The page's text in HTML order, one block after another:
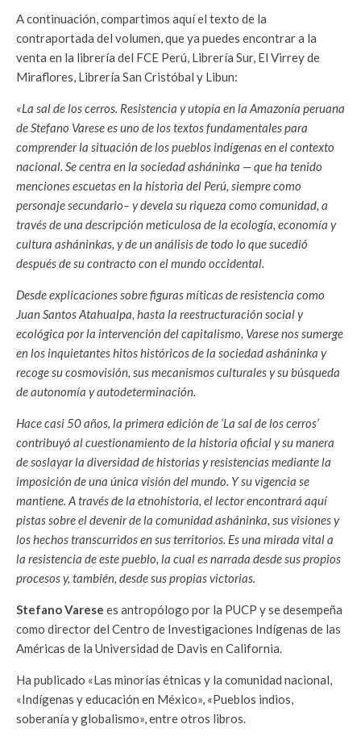
A continuación, compartimos aquí el texto de la
contraportada del volumen, que ya puedes encontrar a la
venta en la librería del FCE Perú, Librería Sur, El Virrey de
Miraflores, Librería San Cristóbal y Libun:
«La sal de los cerros. Resistencia y utopía en la Amazonía peruana
de Stefano Varese es uno de los textos fundamentales para
comprender la situación de los pueblos indígenas en el contexto
nacional. Se centra en la sociedad asháninka — que ha tenido
menciones escuetas en la historia del Perú, siempre como
personaje secundario– y devela su riqueza como comunidad, a
través de una descripción meticulosa de la ecología, economía y
cultura asháninkas, y de un análisis de todo lo que sucedió
después de su contracto con el mundo occidental.
Desde explicaciones sobre figuras míticas de resistencia como
Juan Santos Atahualpa, hasta la reestructuración social y
ecológica por la intervención del capitalismo, Varese nos sumerge
en los inquietantes hitos históricos de la sociedad asháninka y
recoge su cosmovisión, sus mecanismos culturales y su búsqueda
de autonomía y autodeterminación.
Hace casi 50 años, la primera edición de ‘La sal de los cerros’
contribuyó al cuestionamiento de la historia oficial y su manera
de soslayar la diversidad de historias y resistencias mediante la
imposición de una única visión del mundo. Y su vigencia se
mantiene. A través de la etnohistoria, el lector encontrará aquí
pistas sobre el devenir de la comunidad asháninka, sus visiones y
los hechos transcurridos en sus territorios. Es una mirada vital a
la resistencia de este pueblo, la cual es narrada desde sus propios
procesos y, también, desde sus propias victorias.
Stefano Varese es antropólogo por la PUCP y se desempeña
como director del Centro de Investigaciones Indígenas de las
Américas de la Universidad de Davis en California.
Ha publicado «Las minorías étnicas y la comunidad nacional,
«Indígenas y educación en México», «Pueblos indios,
soberanía y globalismo», entre otros libros.